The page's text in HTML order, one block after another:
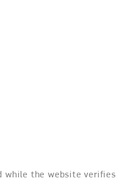
while the website verifies